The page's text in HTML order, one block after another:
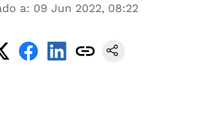
a: 09 Jun 2022, 08:22